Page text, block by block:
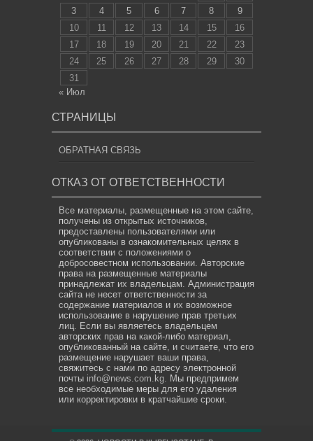
3
4 5 6 7 8
9
10
11 12 13 14 15
16
17
18 19 20 21 22
23
24
25 26 27 28 29
30
31
« Июл
СТРАНИЦЫ
ОБРАТНАЯ СВЯЗЬ
ОТКАЗ ОТ ОТВЕТСТВЕННОСТИ
Все материалы, размещенные на этом сайте,
получены из открытых источников,
предоставлены пользователями или
опубликованы в ознакомительных целях в
соответствии с положениями о
добросовестном использовании. Авторские
права на размещенные материалы
принадлежат их владельцам. Администрация
сайта не несет ответственности за
содержание материалов и их возможное
использование в нарушение прав третьих
лиц. Если вы являетесь владельцем
авторских прав на какой-либо материал,
опубликованный на сайте, и считаете, что его
размещение нарушает ваши права,
свяжитесь с нами по адресу электронной
почты info@news.com.kg. Мы предпримем
все необходимые меры для его удаления
или корректировки в кратчайшие сроки.